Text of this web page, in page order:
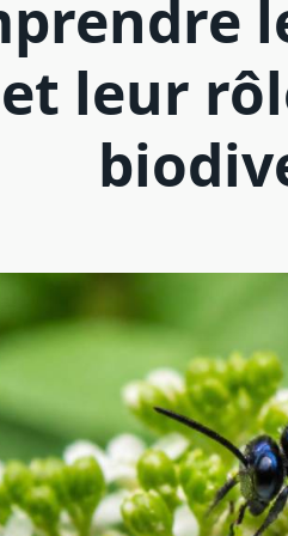
et leur